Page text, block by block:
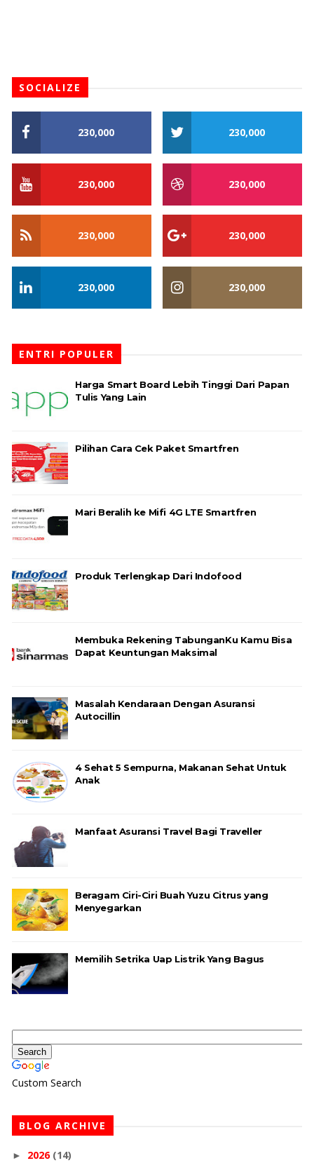
SOCIALIZE
230,000 230,000
230,000 230,000
230,000 230,000
230,000 230,000
ENTRI POPULER
Harga Smart Board Lebih Tinggi Dari Papan
Tulis Yang Lain
Pilihan Cara Cek Paket Smartfren
Mari Beralih ke Mifi 4G LTE Smartfren
Produk Terlengkap Dari Indofood
Membuka Rekening TabunganKu Kamu Bisa
Dapat Keuntungan Maksimal
Masalah Kendaraan Dengan Asuransi
Autocillin
4 Sehat 5 Sempurna, Makanan Sehat Untuk
Anak
Manfaat Asuransi Travel Bagi Traveller
Beragam Ciri-Ciri Buah Yuzu Citrus yang
Menyegarkan
Memilih Setrika Uap Listrik Yang Bagus
Custom Search
BLOG ARCHIVE
► 2026 (14)